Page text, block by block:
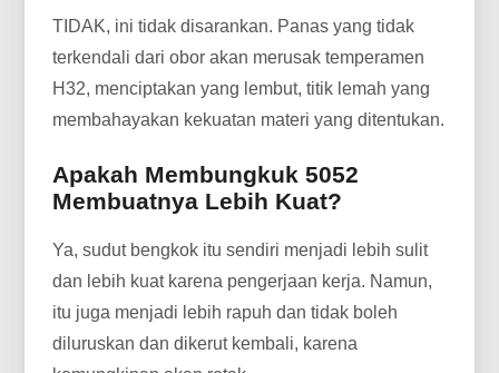
TIDAK, ini tidak disarankan. Panas yang tidak
terkendali dari obor akan merusak temperamen
H32, menciptakan yang lembut, titik lemah yang
membahayakan kekuatan materi yang ditentukan.
Apakah Membungkuk 5052
Membuatnya Lebih Kuat?
Ya, sudut bengkok itu sendiri menjadi lebih sulit
dan lebih kuat karena pengerjaan kerja. Namun,
itu juga menjadi lebih rapuh dan tidak boleh
diluruskan dan dikerut kembali, karena